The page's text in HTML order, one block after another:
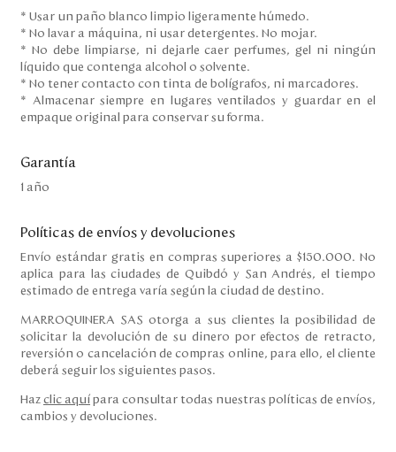
* Usar un paño blanco limpio ligeramente húmedo.
* No lavar a máquina, ni usar detergentes. No mojar.
* No debe limpiarse, ni dejarle caer perfumes, gel ni ningún
líquido que contenga alcohol o solvente.
* No tener contacto con tinta de bolígrafos, ni marcadores.
* Almacenar siempre en lugares ventilados y guardar en el
empaque original para conservar su forma.
Garantía
1 año
Políticas de envíos y devoluciones
Envío estándar gratis en compras superiores a $150.000. No
aplica para las ciudades de Quibdó y San Andrés, el tiempo
estimado de entrega varía según la ciudad de destino.
MARROQUINERA SAS otorga a sus clientes la posibilidad de
solicitar la devolución de su dinero por efectos de retracto,
reversión o cancelación de compras online, para ello, el cliente
deberá seguir los siguientes pasos.
Haz clic aquí para consultar todas nuestras políticas de envíos,
cambios y devoluciones.